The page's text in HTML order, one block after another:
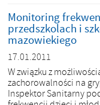
Monitoring
przedszkolach i
mazowiekiego
17.01.2011
W związku z
zachorowalności na
Inspektor Sanitarny